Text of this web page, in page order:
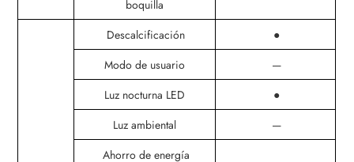
boquilla
Descalcificación
●
Modo de usuario
—
Luz nocturna LED
●
Luz ambiental
—
Ahorro de energía